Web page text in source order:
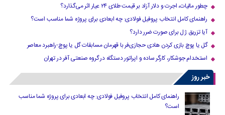
چطور مالیات، اجرت و دلار آزاد بر قیمت طلای ۲۴ عیار اثر می‌گذارد؟
راهنمای کامل انتخاب پروفیل فولادی: چه ابعادی برای پروژه شما مناسب است؟
آیا تزریق ژل برای صورت ضرر دارد​؟
گل یا پوچ بازی کردن هادی حجازی‌فر با قهرمان مسابقات گل یا پوچ-راهبرد معاصر
استخدام جوشکار، کارگر ساده و اپراتور دستگاه در گروه صنعتی آفر در تهران
خبر روز
راهنمای کامل انتخاب پروفیل فولادی: چه ابعادی برای پروژه شما مناسب
است؟